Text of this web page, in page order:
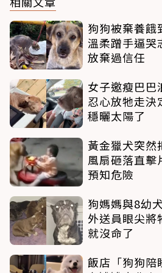
狗狗被棄養餓
溫柔蹭手逼哭
放棄過信任
女子邀瘦巴巴
忍心放牠走決
穩曬太陽了
黃金獵犬突然
風扇砸落直擊
預知危險
狗媽媽與8幼
外送員眼尖將
就沒命了
飯店「狗狗陪